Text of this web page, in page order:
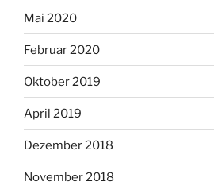
Mai 2020
Februar 2020
Oktober 2019
April 2019
Dezember 2018
November 2018